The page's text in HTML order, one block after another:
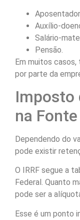
Auxílio-
Salário-
Pensão.
Em muitos
por parte da
Imposto
na Fonte
Dependendo do
pode existir
O IRRF segue a
Federal. Quanto
pode ser a
Esse é um ponto